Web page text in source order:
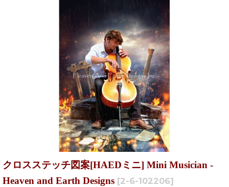
クロスステッチ図案[HAEDミニ] Mini Musician -
Heaven and Earth Designs [2-6-102206]